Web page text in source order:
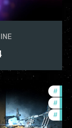
#
#
#